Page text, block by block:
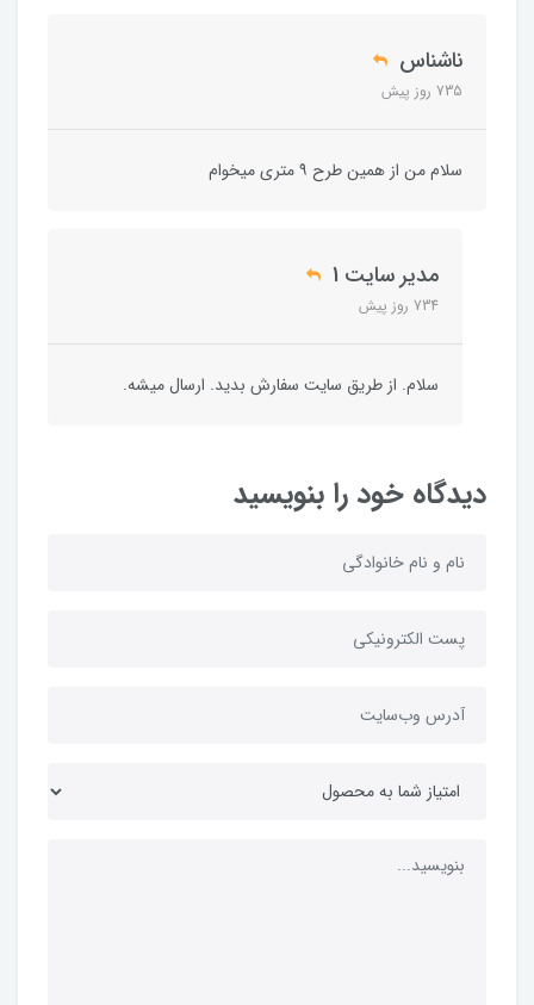
ناشناس
735 روز پیش
سلام من از همین طرح ۹ متری میخوام
مدیر سایت 1
734 روز پیش
سلام. از طریق سایت سفارش بدید. ارسال میشه.
دیدگاه خود را بنویسید